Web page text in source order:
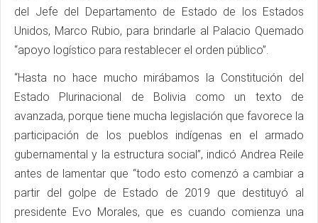
del Jefe del Departamento de Estado de los Estados
Unidos, Marco Rubio, para brindarle al Palacio Quemado
“apoyo logístico para restablecer el orden público”.
“Hasta no hace mucho mirábamos la Constitución del
Estado Plurinacional de Bolivia como un texto de
avanzada, porque tiene mucha legislación que favorece la
participación de los pueblos indígenas en el armado
gubernamental y la estructura social”, indicó Andrea Reile
antes de lamentar que “todo esto comenzó a cambiar a
partir del golpe de Estado de 2019 que destituyó al
presidente Evo Morales, que es cuando comienza una